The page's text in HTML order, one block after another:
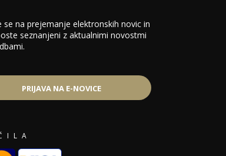
se na prejemanje elektronskih novic in
seznanjeni z aktualnimi novostmi
PRIJAVA NA E-NOVICE